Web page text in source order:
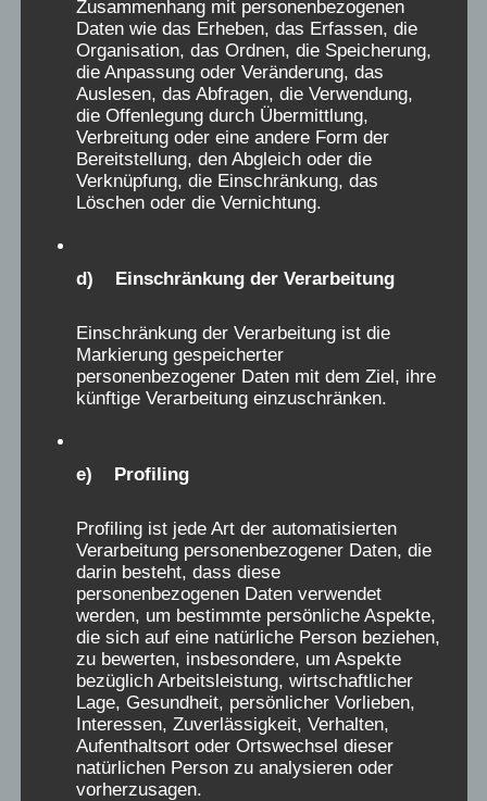
Jugendamtsbeschwerdeakten über den
Mangel an Toiletten, Fachpersonal, das
schlechte Essen, den mangelnden Spielraum,
NS-Reliquien zu Vorstellungen von strafender
Erziehung, in historischen Fachbüchern, sowie
Beschwerdebriefe, und Erinnerungen damals
erwachsener Zeitzeugen, sowie Belege für
pharmazeutische Testungen, zeugen davon,
und belegen, dass die schmerzhaften
Phantomgespenster sind. Keine positive
Erinnerung kann und darf das relativieren. Das
Forschungsziel muss heute, oft mehr als 50
Einrichtungen der Kinderverschickungen,
nachzugehen und genaueste Analyse zu
betreiben.
Anja Röhl, Christiane Dienel, für denAEKV
, dem wissenschaftlichen Begleitverein der
Initiative Verschickungskinder e.V.
Zusammenhang mit personenbezogenen
Daten wie das Erheben, das Erfassen, die
Organisation, das Ordnen, die Speicherung,
die Anpassung oder Veränderung, das
Auslesen, das Abfragen, die Verwendung,
die Offenlegung durch Übermittlung,
Verbreitung oder eine andere Form der
Bereitstellung, den Abgleich oder die
Verknüpfung, die Einschränkung, das
Löschen oder die Vernichtung.
d) Einschränkung der Verarbeitung
Einschränkung der Verarbeitung ist die
Markierung gespeicherter
personenbezogener Daten mit dem Ziel, ihre
künftige Verarbeitung einzuschränken.
e) Profiling
Profiling ist jede Art der automatisierten
Verarbeitung personenbezogener Daten, die
darin besteht, dass diese
personenbezogenen Daten verwendet
werden, um bestimmte persönliche Aspekte,
die sich auf eine natürliche Person beziehen,
zu bewerten, insbesondere, um Aspekte
bezüglich Arbeitsleistung, wirtschaftlicher
Lage, Gesundheit, persönlicher Vorlieben,
Interessen, Zuverlässigkeit, Verhalten,
Aufenthaltsort oder Ortswechsel dieser
natürlichen Person zu analysieren oder
vorherzusagen.